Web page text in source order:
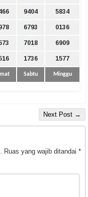
9404 5834
6793 0136
7018 6909
1736 1577
Sabtu Minggu
Next Post →
Ruas yang wajib ditandai *